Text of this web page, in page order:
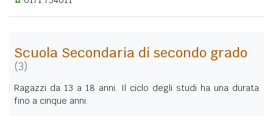
Scuola Secondaria di secondo grado
(3)
Ragazzi da 13 a 18 anni. Il ciclo degli studi ha una durata
fino a cinque anni.